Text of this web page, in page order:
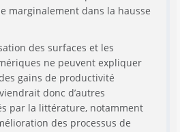
marginalement dans la hausse
des surfaces et les
ne peuvent expliquer
gains de productivité
donc d’autres
par la littérature, notamment
des processus de